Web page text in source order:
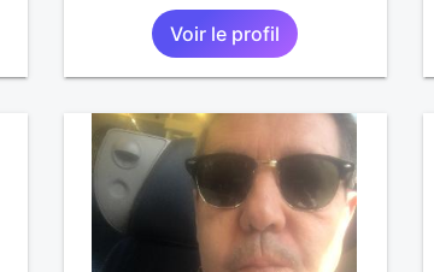
Voir le profil